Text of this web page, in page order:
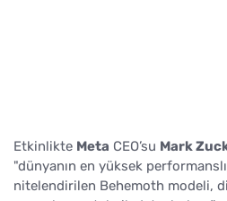
Etkinlikte Meta CEO’su Mark
"dünyanın en yüksek
nitelendirilen Behemoth modeli,